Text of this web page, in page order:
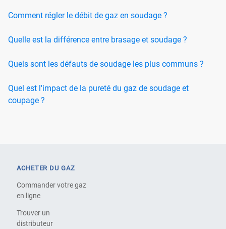
Comment régler le débit de gaz en soudage ?
Quelle est la différence entre brasage et soudage ?
Quels sont les défauts de soudage les plus communs ?
Quel est l'impact de la pureté du gaz de soudage et
coupage ?
ACHETER DU GAZ
Commander votre gaz
en ligne
Trouver un
distributeur